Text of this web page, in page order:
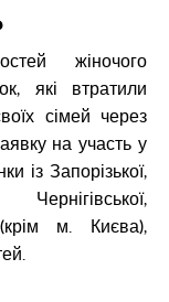
жіночого
які втратили
сімей через
на участь у
із Запорізької,
(крім м. Києва),